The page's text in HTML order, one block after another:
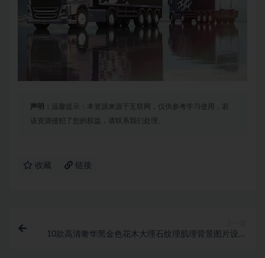
声明： 温馨提示：本资源来源于互联网，仅供参考学习使用，若
该资源侵犯了您的权益，请联系我们处理。
收藏 链接
10款高清奢华黑金色花木大理石纹理肌理背景图片设计